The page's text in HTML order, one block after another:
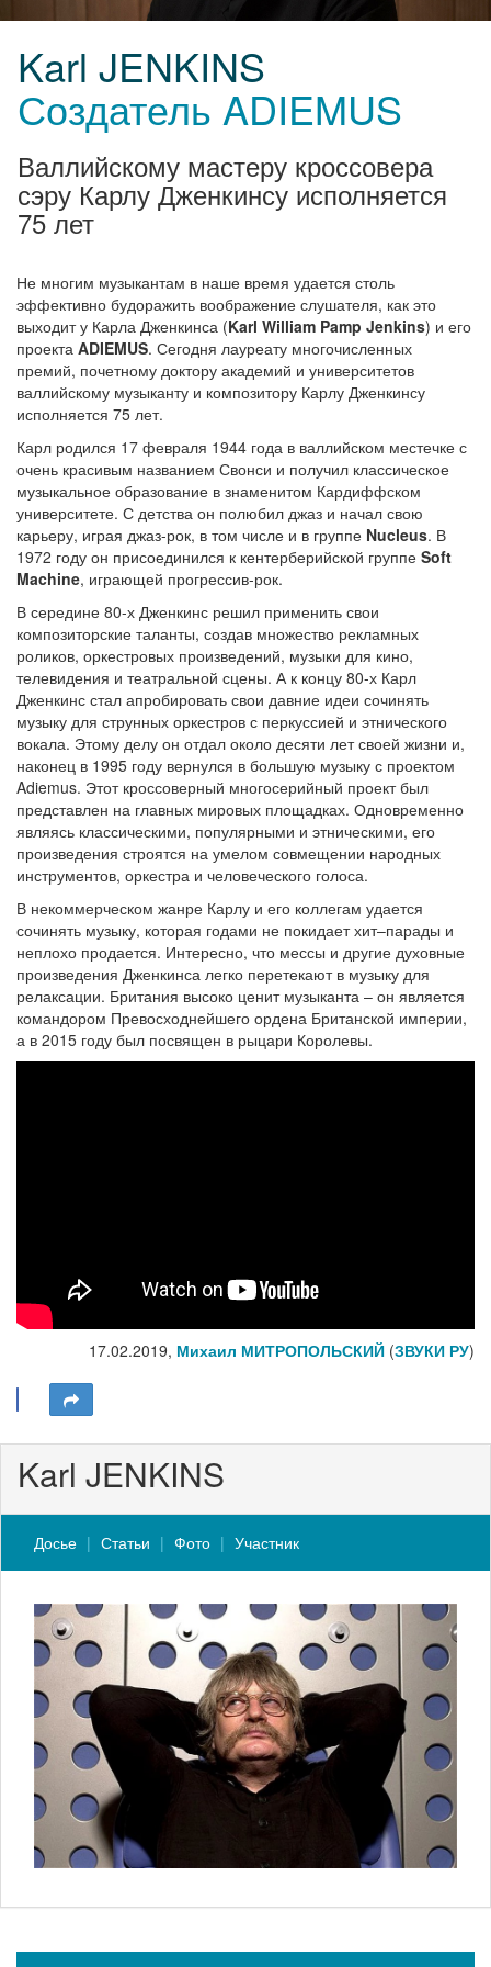
Karl JENKINS
Создатель ADIEMUS
Валлийскому мастеру кроссовера
сэру Карлу Дженкинсу исполняется
75 лет
Не многим музыкантам в наше время удается столь
эффективно будоражить воображение слушателя, как это
выходит у Карла Дженкинса (Karl William Pamp Jenkins) и его
проекта ADIEMUS. Сегодня лауреату многочисленных
премий, почетному доктору академий и университетов
валлийскому музыканту и композитору Карлу Дженкинсу
исполняется 75 лет.
Карл родился 17 февраля 1944 года в валлийском местечке с
очень красивым названием Свонси и получил классическое
музыкальное образование в знаменитом Кардиффском
университете. С детства он полюбил джаз и начал свою
карьеру, играя джаз-рок, в том числе и в группе Nucleus. В
1972 году он присоединился к кентерберийской группе Soft
Machine, играющей прогрессив-рок.
В середине 80-х Дженкинс решил применить свои
композиторские таланты, создав множество рекламных
роликов, оркестровых произведений, музыки для кино,
телевидения и театральной сцены. А к концу 80-х Карл
Дженкинс стал апробировать свои давние идеи сочинять
музыку для струнных оркестров с перкуссией и этнического
вокала. Этому делу он отдал около десяти лет своей жизни и,
наконец в 1995 году вернулся в большую музыку с проектом
Adiemus. Этот кроссоверный многосерийный проект был
представлен на главных мировых площадках. Одновременно
являясь классическими, популярными и этническими, его
произведения строятся на умелом совмещении народных
инструментов, оркестра и человеческого голоса.
В некоммерческом жанре Карлу и его коллегам удается
сочинять музыку, которая годами не покидает хит–парады и
неплохо продается. Интересно, что мессы и другие духовные
произведения Дженкинса легко перетекают в музыку для
релаксации. Британия высоко ценит музыканта – он является
командором Превосходнейшего ордена Британской империи,
а в 2015 году был посвящен в рыцари Королевы.
17.02.2019, Михаил МИТРОПОЛЬСКИЙ (ЗВУКИ РУ)
Karl JENKINS
Досье Статьи Фото Участник